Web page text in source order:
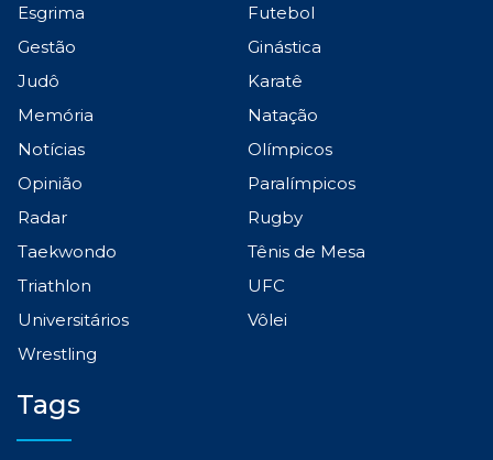
Esgrima
Futebol
Gestão
Ginástica
Judô
Karatê
Memória
Natação
Notícias
Olímpicos
Opinião
Paralímpicos
Radar
Rugby
Taekwondo
Tênis de Mesa
Triathlon
UFC
Universitários
Vôlei
Wrestling
Tags